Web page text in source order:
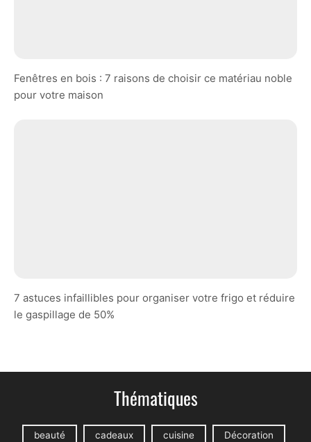
Fenêtres en bois : 7 raisons de choisir ce matériau noble
pour votre maison
7 astuces infaillibles pour organiser votre frigo et réduire
le gaspillage de 50%
Thématiques
beauté cadeaux cuisine Décoration